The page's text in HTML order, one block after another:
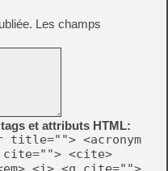
Les champs
et attributs HTML:
<acronym
cite=""> <cite>